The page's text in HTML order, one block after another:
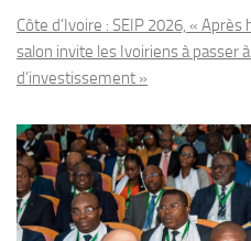
Côte d’Ivoire : SEIP 2026, «
salon invite les Ivoiriens à passer
d’investissement »